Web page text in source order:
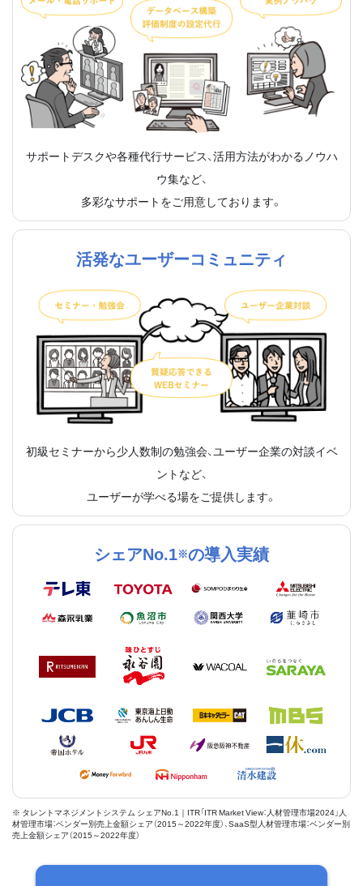
サポートデスクや各種代行サービス、活用方法がわかるノウハ
ウ集など、
多彩なサポートをご用意しております。
活発なユーザーコミュニティ
初級セミナーから少人数制の勉強会、ユーザー企業の対談イベ
ントなど、
ユーザーが学べる場をご提供します。
シェアNo.1※の導入実績
※ タレントマネジメントシステム シェアNo.1｜ITR「ITR Market View：人材管理市場2024」人
材管理市場：ベンダー別売上金額シェア（2015～2022年度）、SaaS型人材管理市場：ベンダー別
売上金額シェア（2015～2022年度）